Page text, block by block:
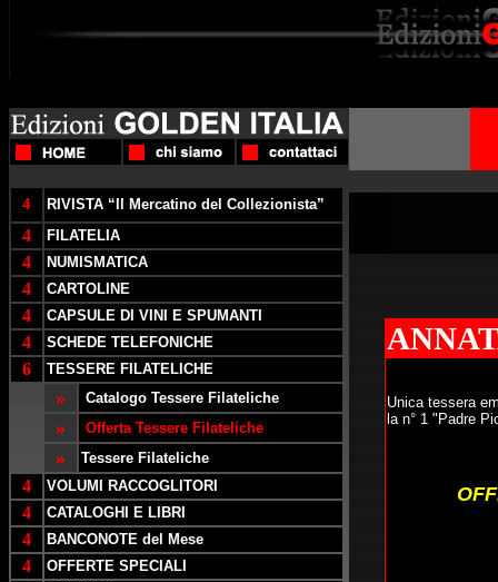
4 RIVISTA “Il Mercatino del Collezionista”
4 FILATELIA
4 NUMISMATICA
4 CARTOLINE
4 CAPSULE DI VINI E SPUMANTI
4 SCHEDE TELEFONICHE
6 TESSERE FILATELICHE
» Catalogo Tessere Filateliche
» Offerta Tessere Filateliche
» Tessere Filateliche
4 VOLUMI RACCOGLITORI
4 CATALOGHI E LIBRI
4 BANCONOTE del Mese
4 OFFERTE SPECIALI
Unica tessera
la n° 1 "Padre